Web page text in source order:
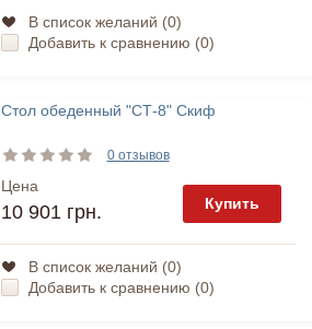
В список желаний (0)
Добавить к сравнению (0)
Стол обеденный "СТ-8" Скиф
0 отзывов
Цена
10 901 грн. Купить
В список желаний (0)
Добавить к сравнению (0)